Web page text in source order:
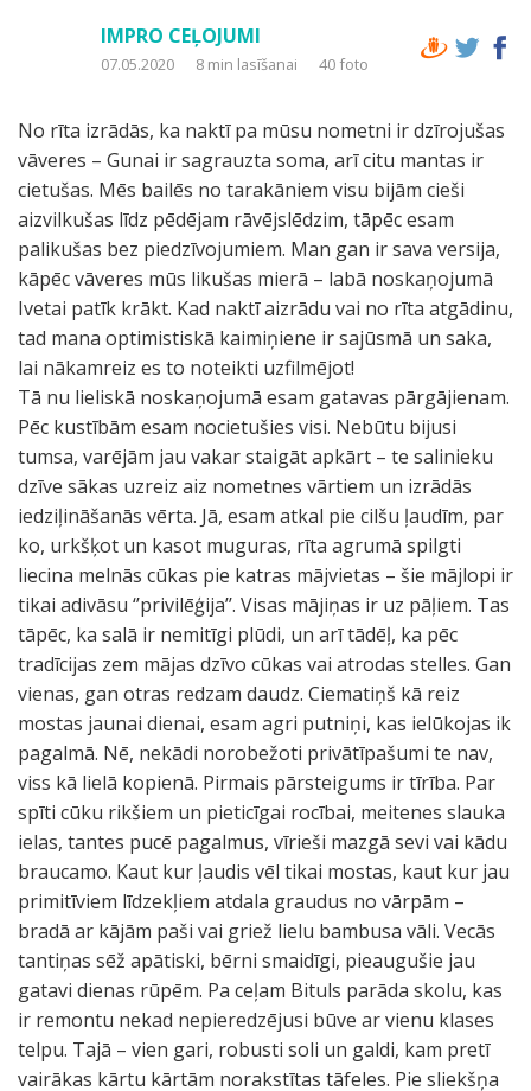
IMPRO CEĻOJUMI
07.05.2020 8 min lasīšanai 40 foto
No rīta izrādās, ka naktī pa mūsu nometni ir dzīrojušas
vāveres – Gunai ir sagrauzta soma, arī citu mantas ir
cietušas. Mēs bailēs no tarakāniem visu bijām cieši
aizvilkušas līdz pēdējam rāvējslēdzim, tāpēc esam
palikušas bez piedzīvojumiem. Man gan ir sava versija,
kāpēc vāveres mūs likušas mierā – labā noskaņojumā
Ivetai patīk krākt. Kad naktī aizrādu vai no rīta atgādinu,
tad mana optimistiskā kaimiņiene ir sajūsmā un saka,
lai nākamreiz es to noteikti uzfilmējot!
Tā nu lieliskā noskaņojumā esam gatavas pārgājienam.
Pēc kustībām esam nocietušies visi. Nebūtu bijusi
tumsa, varējām jau vakar staigāt apkārt – te salinieku
dzīve sākas uzreiz aiz nometnes vārtiem un izrādās
iedziļināšanās vērta. Jā, esam atkal pie cilšu ļaudīm, par
ko, urkšķot un kasot muguras, rīta agrumā spilgti
liecina melnās cūkas pie katras mājvietas – šie mājlopi ir
tikai adivāsu ‘’privilēģija’’. Visas mājiņas ir uz pāļiem. Tas
tāpēc, ka salā ir nemitīgi plūdi, un arī tādēļ, ka pēc
tradīcijas zem mājas dzīvo cūkas vai atrodas stelles. Gan
vienas, gan otras redzam daudz. Ciematiņš kā reiz
mostas jaunai dienai, esam agri putniņi, kas ielūkojas ik
pagalmā. Nē, nekādi norobežoti privātīpašumi te nav,
viss kā lielā kopienā. Pirmais pārsteigums ir tīrība. Par
spīti cūku rikšiem un pieticīgai rocībai, meitenes slauka
ielas, tantes pucē pagalmus, vīrieši mazgā sevi vai kādu
braucamo. Kaut kur ļaudis vēl tikai mostas, kaut kur jau
primitīviem līdzekļiem atdala graudus no vārpām –
bradā ar kājām paši vai griež lielu bambusa vāli. Vecās
tantiņas sēž apātiski, bērni smaidīgi, pieaugušie jau
gatavi dienas rūpēm. Pa ceļam Bituls parāda skolu, kas
ir remontu nekad nepieredzējusi būve ar vienu klases
telpu. Tajā – vien gari, robusti soli un galdi, kam pretī
vairākas kārtu kārtām norakstītas tāfeles. Pie sliekšņa